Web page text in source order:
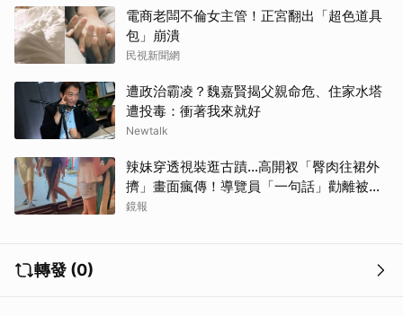
電商老闆不倫女主管！正宮翻出「超色道具
包」崩潰
民視新聞網
遭政治霸凌？魏嘉賢揭父親命危、住家水塔
遭投毒：衝著我來就好
Newtalk
辣妹穿透視裝逛古蹟…高開衩「臀肉往裙外
擠」畫面瘋傳！導覽員「一句話」勸離被狂
讚
鏡報
轉發 (0)